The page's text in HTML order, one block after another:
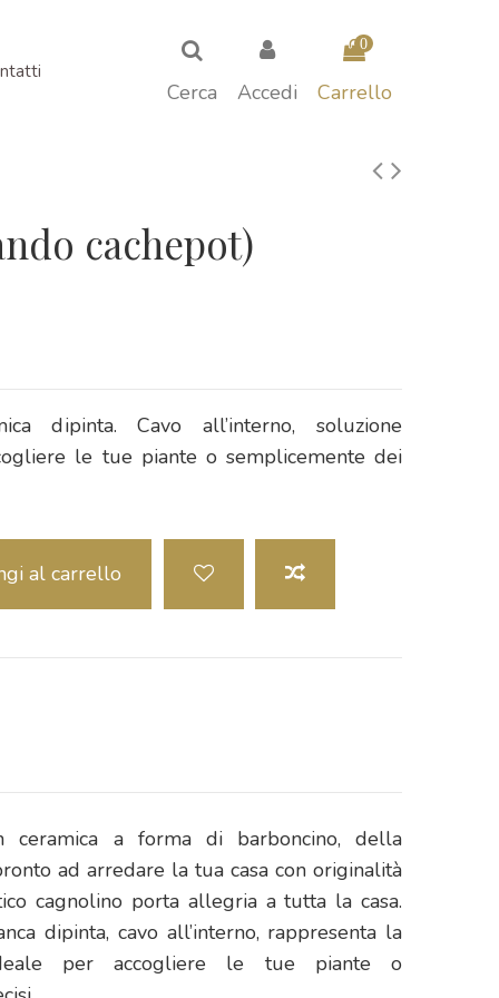
Cerca Accedi
0
Carrello
cachepot)
dipinta. Cavo all’interno, soluzione
le tue piante o semplicemente dei
al carrello
ceramica a forma di barboncino, della
ad arredare la tua casa con originalità
cagnolino porta allegria a tutta la casa.
dipinta, cavo all’interno, rappresenta la
per accogliere le tue piante o